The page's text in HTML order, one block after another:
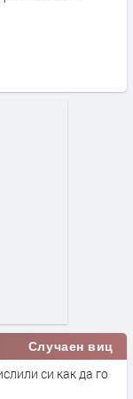
Случаен виц
си как да го